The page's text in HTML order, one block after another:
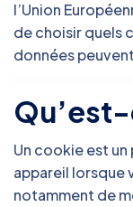
l’Union
de choisir quels
données
Qu’est-
Un cookie est
appareil lorsque
notamment de